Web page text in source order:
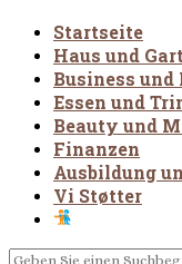
Startseite
Haus und
Business und
Essen und
Beauty und
Finanzen
Ausbildung
Vi Støtter